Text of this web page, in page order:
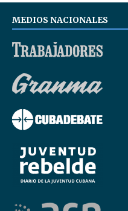
MEDIOS NACIONALES